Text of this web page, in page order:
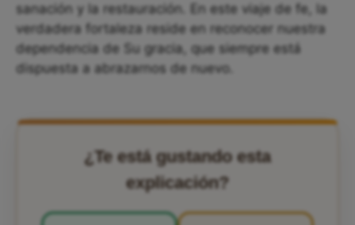
sanación y la restauración. En este viaje de fe, la
verdadera fortaleza reside en reconocer nuestra
dependencia de Su gracia, que siempre está
dispuesta a abrazarnos de nuevo.
¿Te está gustando esta
explicación?